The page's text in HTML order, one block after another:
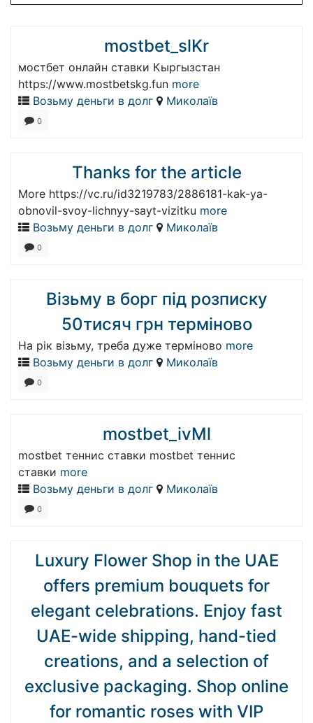
mostbet_slKr
мостбет онлайн ставки Кыргызстан
https://www.mostbetskg.fun more
Возьму деньги в долг
Миколаїв
0
Thanks for the article
More https://vc.ru/id3219783/2886181-kak-ya-
obnovil-svoy-lichnyy-sayt-vizitku more
Возьму деньги в долг
Миколаїв
0
Візьму в борг під розписку
50тисяч грн терміново
На рік візьму, треба дуже терміново more
Возьму деньги в долг
Миколаїв
0
mostbet_ivMl
mostbet теннис ставки mostbet теннис
ставки more
Возьму деньги в долг
Миколаїв
0
Luxury Flower Shop in the UAE
offers premium bouquets for
elegant celebrations. Enjoy fast
UAE-wide shipping, hand-tied
creations, and a selection of
exclusive packaging. Shop online
for romantic roses with VIP